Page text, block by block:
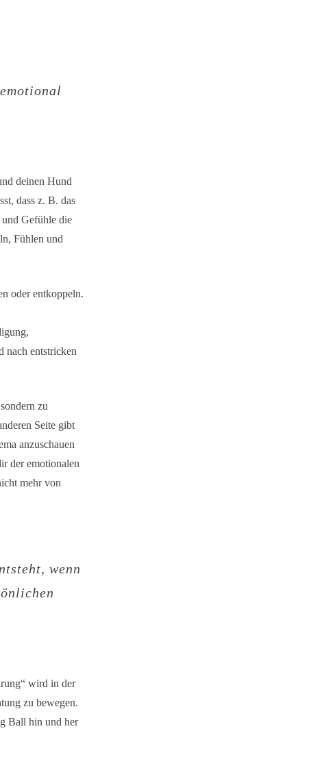
deinen Hund
dass z. B. das
Gefühle die
Fühlen und
oder entkoppeln.
nach entstricken
zu
Seite gibt
anzuschauen
der emotionalen
mehr von
wenn
wird in der
zu bewegen.
Ball hin und her